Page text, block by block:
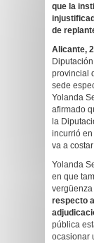
que la
de
Alicante,
provincial
sede
Yolanda
afirmado
la
incurrió
va a
Yolanda
en que
respecto
pública
ocasionar